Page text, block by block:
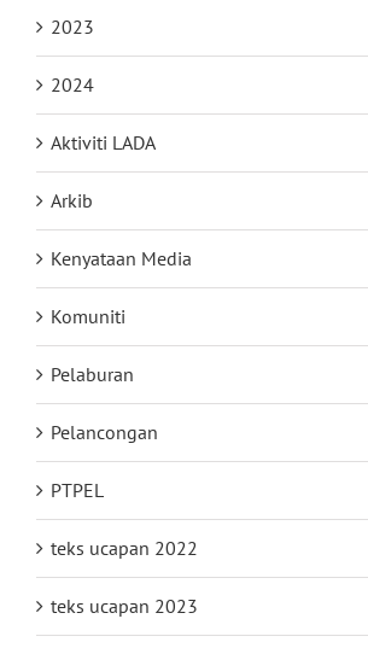
2023
2024
Aktiviti LADA
Arkib
Kenyataan Media
Komuniti
Pelaburan
Pelancongan
PTPEL
teks ucapan 2022
teks ucapan 2023